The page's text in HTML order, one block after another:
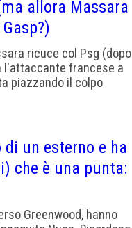
allora Massara
ricuce col Psg (dopo
l'attaccante francese a
piazzando il colpo
portare alla Roma.
zolla di Yildiz. La
di un esterno e ha
che è una punta:
Greenwood, hanno